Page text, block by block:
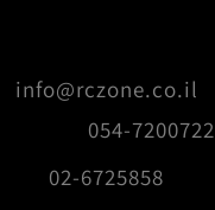
info@rczone.co.il
054-7200722
02-6725858